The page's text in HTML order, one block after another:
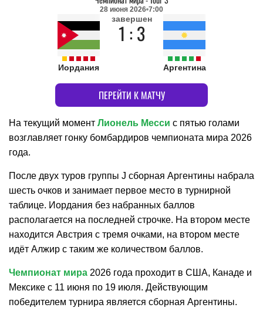
28 июня 2026 7:00
Иордания
завершен
1 : 3
Аргентина
ПЕРЕЙТИ К МАТЧУ
На текущий момент Лионель Месси с пятью голами
возглавляет гонку бомбардиров чемпионата мира 2026
года.
После двух туров группы J сборная Аргентины набрала
шесть очков и занимает первое место в турнирной
таблице. Иордания без набранных баллов
располагается на последней строчке. На втором месте
находится Австрия с тремя очками, на втором месте
идёт Алжир с таким же количеством баллов.
Чемпионат мира 2026 года проходит в США, Канаде и
Мексике с 11 июня по 19 июля. Действующим
победителем турнира является сборная Аргентины.